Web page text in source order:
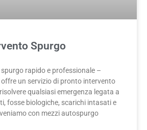
Spurgo
rapido e professionale –
offre un servizio di pronto intervento
qualsiasi emergenza legata a
fosse biologiche, scarichi intasati e
con mezzi autospurgo